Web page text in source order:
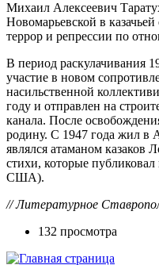
Михаил Алексеевич
Новомарьевской в
террор и репрессии по
В период раскулачивания
участие в новом
насильственной
году и отправлен на
канала. После
родину. С 1947 года жил в
являлся атаманом казаков
стихи, которые
США).
// Литературное
132 просмотра